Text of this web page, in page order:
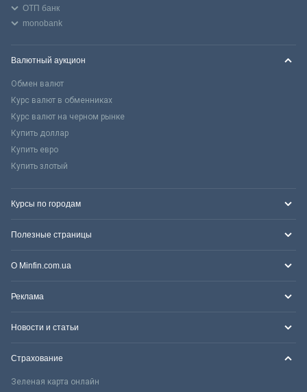
ОТП банк
monobank
Валютный аукцион
Обмен валют
Курс валют в обменниках
Курс валют на черном рынке
Купить доллар
Купить евро
Купить злотый
Курсы по городам
Полезные страницы
О Minfin.com.ua
Реклама
Новости и статьи
Страхование
Зеленая карта онлайн